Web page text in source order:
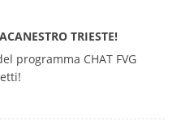
TRIESTE!
programma CHAT FVG